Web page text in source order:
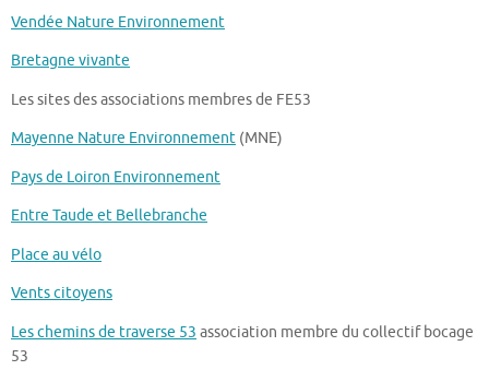
Vendée Nature Environnement
Bretagne vivante
Les sites des associations membres de FE53
Mayenne Nature Environnement (MNE)
Pays de Loiron Environnement
Entre Taude et Bellebranche
Place au vélo
Vents citoyens
Les chemins de traverse 53 association membre du collectif bocage
53